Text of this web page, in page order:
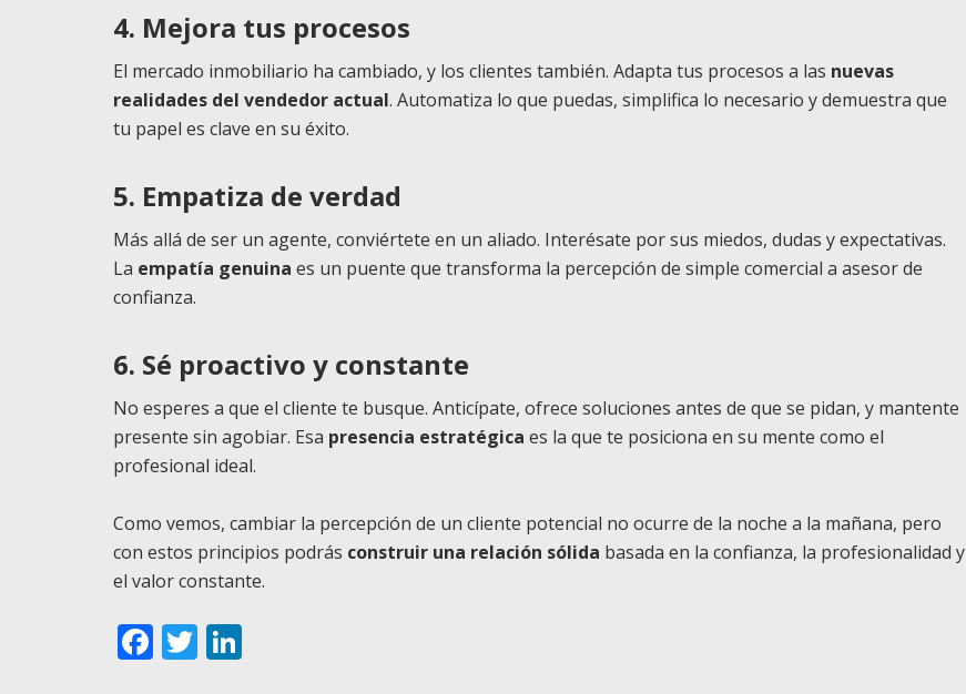
4. Mejora tus procesos
El mercado inmobiliario ha cambiado, y los clientes también. Adapta tus procesos a las nuevas
realidades del vendedor actual. Automatiza lo que puedas, simplifica lo necesario y demuestra que
tu papel es clave en su éxito.
5. Empatiza de verdad
Más allá de ser un agente, conviértete en un aliado. Interésate por sus miedos, dudas y expectativas.
La empatía genuina es un puente que transforma la percepción de simple comercial a asesor de
confianza.
6. Sé proactivo y constante
No esperes a que el cliente te busque. Anticípate, ofrece soluciones antes de que se pidan, y mantente
presente sin agobiar. Esa presencia estratégica es la que te posiciona en su mente como el
profesional ideal.
Como vemos, cambiar la percepción de un cliente potencial no ocurre de la noche a la mañana, pero
con estos principios podrás construir una relación sólida basada en la confianza, la profesionalidad y
el valor constante.
Facebook
Twitter